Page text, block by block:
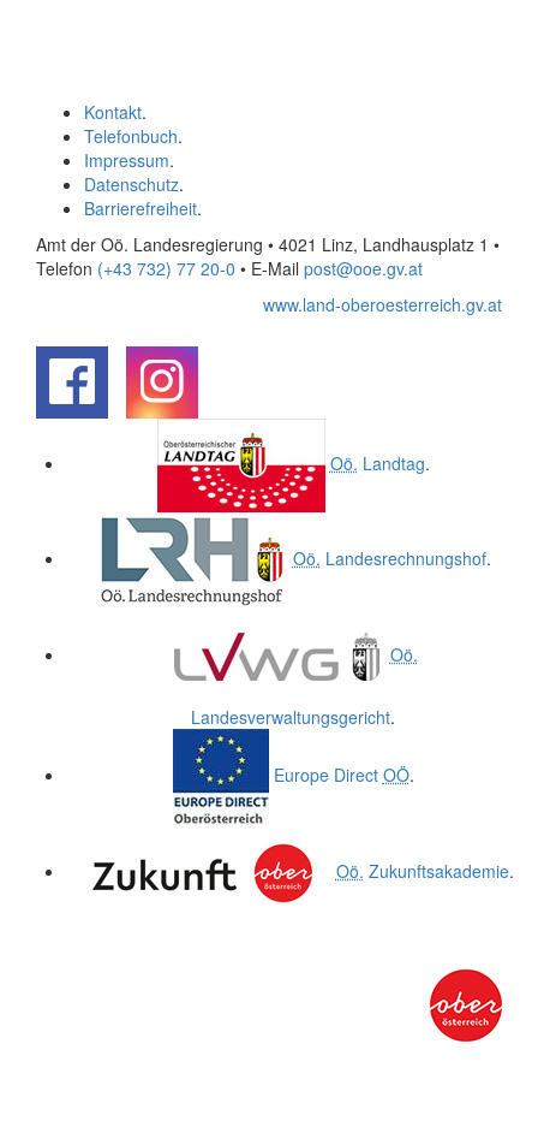
Kontakt.
Telefonbuch.
Impressum.
Datenschutz.
Barrierefreiheit.
Amt der Oö. Landesregierung • 4021 Linz, Landhausplatz 1 •
Telefon (+43 732) 77 20-0 • E-Mail post@ooe.gv.at
www.land-oberoesterreich.gv.at
Oö. Landtag.
Oö. Landesrechnungshof.
Oö.
Landesverwaltungsgericht.
Europe Direct OÖ.
Oö. Zukunftsakademie.